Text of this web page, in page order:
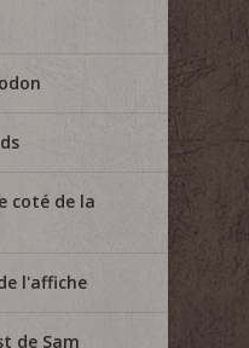
coté de la
l'affiche
de Sam